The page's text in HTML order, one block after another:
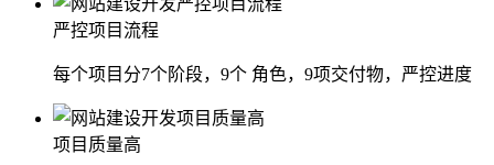
严控项目流程
每个项目分7个阶段，9个 角色，9项交付物，严控进度
项目质量高